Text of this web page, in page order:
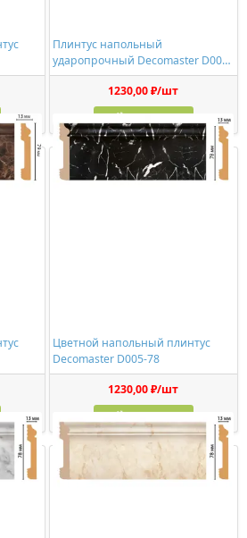
Плинтус напольный
ударопрочный Decomaster D005-
114 белый-глянец
1230,00 ₽/шт
Купить
Цветной напольный плинтус
Decomaster D005-78
1230,00 ₽/шт
Купить